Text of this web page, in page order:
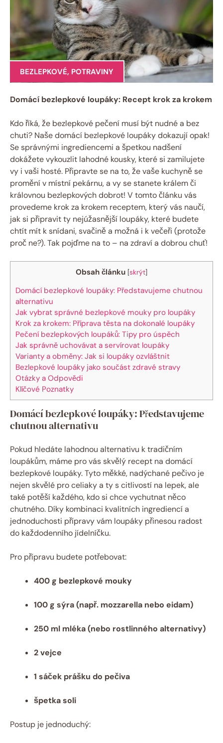
BEZLEPKOVÉ, POTRAVINY
Domácí bezlepkové loupáky: Recept krok za krokem
Kdo říká, že bezlepkové pečení musí být nudné a bez
chuti? Naše domácí bezlepkové loupáky dokazují opak!
Se správnými ingrediencemi a špetkou nadšení
dokážete vykouzlit lahodné kousky, které si zamilujete
vy i vaši hosté. Připravte se na to, že vaše kuchyně se
promění v místní pekárnu, a vy se stanete králem či
královnou bezlepkových dobrot! V tomto článku vás
provedeme krok za krokem receptem, který vás naučí,
jak si připravit ty nejúžasnější loupáky, které budete
chtít mít k snídani, svačině a možná i k večeři (protože
proč ne?). Tak pojďme na to – na zdraví a dobrou chuť!
Obsah článku [skrýt]
Domácí bezlepkové loupáky: Představujeme chutnou
alternativu
Jak vybrat správné bezlepkové mouky pro loupáky
Krok za krokem: Příprava těsta na dokonalé loupáky
Pečení bezlepkových loupáků: Tipy pro úspěch
Jak správně uchovávat a servírovat loupáky
Varianty a obměny: Jak si loupáky ozvláštnit
Bezlepkové loupáky jako součást zdravé stravy
Otázky a Odpovědi
Klíčové Poznatky
Domácí bezlepkové loupáky: Představujeme
chutnou alternativu
Pokud hledáte lahodnou alternativu k tradičním
loupákům, máme pro vás skvělý recept na domácí
bezlepkové loupáky. Tyto měkké, nadýchané pečivo je
nejen skvělé pro celiaky a ty s citlivostí na lepek, ale
také potěší každého, kdo si chce vychutnat něco
chutného. Díky kombinaci kvalitních ingrediencí a
jednoduchosti přípravy vám loupáky přinesou radost
do každodenního jídelníčku.
Pro přípravu budete potřebovat:
400 g bezlepkové mouky
100 g sýra (např. mozzarella nebo eidam)
250 ml mléka (nebo rostlinného alternativy)
2 vejce
1 sáček prášku do pečiva
špetka soli
Postup je jednoduchý: